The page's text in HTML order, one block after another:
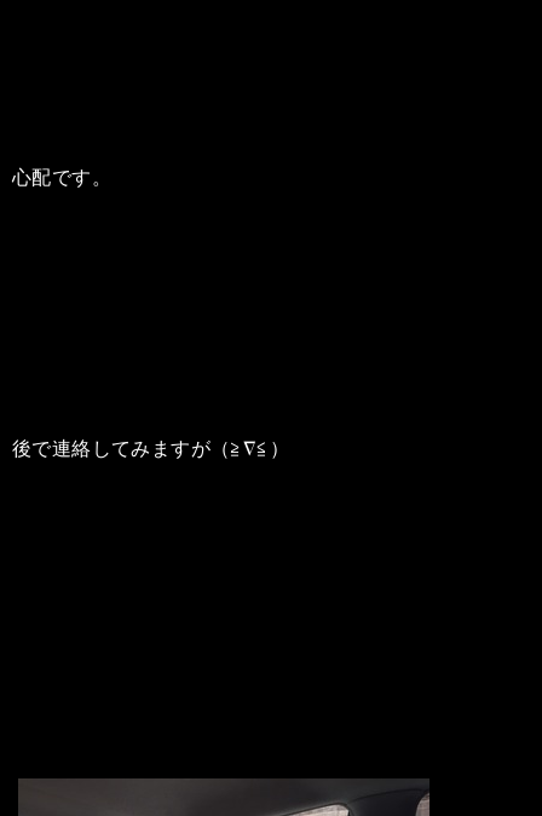
心配です。
後で連絡してみますが（≧∇≦）